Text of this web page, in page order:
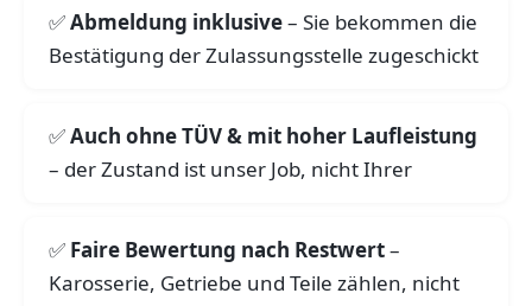
Abmeldung inklusive– Sie bekommen die
Bestätigung der Zulassungsstelle zugeschickt
Auch ohne TÜV & mit hoher Laufleistung
– der Zustand ist unser Job, nicht Ihrer
Faire Bewertung nach Restwert–
Karosserie, Getriebe und Teile zählen, nicht